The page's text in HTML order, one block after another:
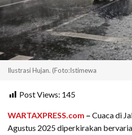
Ilustrasi Hujan. (Foto:Istimewa
Post Views: 145
WARTAXPRESS.com – Cuaca di
Agustus 2025 diperkirakan